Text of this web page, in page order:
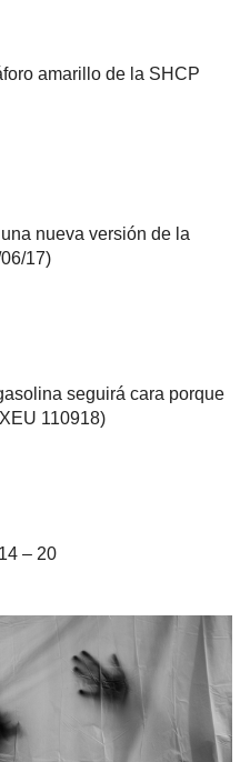
amarillo de la SHCP
nueva versión de la
17)
seguirá cara porque
110918)
– 20